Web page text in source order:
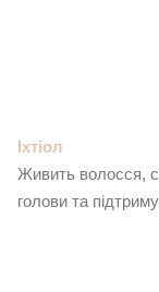
Іхтіол
Живить волосся,
голови та